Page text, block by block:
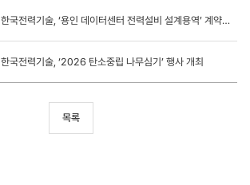
한국전력기술, ‘용인 데이터센터 전력설비 설계용역’ 계약체결
한국전력기술, ‘2026 탄소중립 나무심기’ 행사 개최
목록